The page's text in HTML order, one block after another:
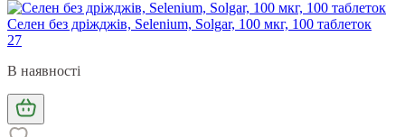
Селен без дріжджів, Selenium, Solgar, 100 мкг, 100 таблеток
27
В наявності